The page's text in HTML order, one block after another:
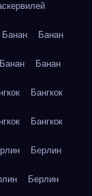
Банан Банан
Банан Банан
Бангкок
Бангкок
Берлин
Берлин